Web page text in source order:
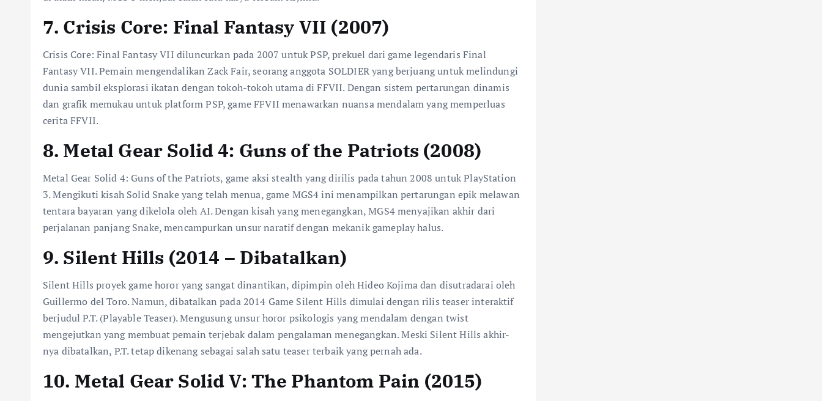
7. Crisis Core: Final Fantasy VII (2007)
Crisis Core: Final Fantasy VII diluncurkan pada 2007 untuk PSP, prekuel dari game legendaris Final
Fantasy VII. Pemain mengendalikan Zack Fair, seorang anggota SOLDIER yang berjuang untuk melindungi
dunia sambil eksplorasi ikatan dengan tokoh-tokoh utama di FFVII. Dengan sistem pertarungan dinamis
dan grafik memukau untuk platform PSP, game FFVII menawarkan nuansa mendalam yang memperluas
cerita FFVII.
8. Metal Gear Solid 4: Guns of the Patriots (2008)
Metal Gear Solid 4: Guns of the Patriots, game aksi stealth yang dirilis pada tahun 2008 untuk PlayStation
3. Mengikuti kisah Solid Snake yang telah menua, game MGS4 ini menampilkan pertarungan epik melawan
tentara bayaran yang dikelola oleh AI. Dengan kisah yang menegangkan, MGS4 menyajikan akhir dari
perjalanan panjang Snake, mencampurkan unsur naratif dengan mekanik gameplay halus.
9. Silent Hills (2014 – Dibatalkan)
Silent Hills proyek game horor yang sangat dinantikan, dipimpin oleh Hideo Kojima dan disutradarai oleh
Guillermo del Toro. Namun, dibatalkan pada 2014 Game Silent Hills dimulai dengan rilis teaser interaktif
berjudul P.T. (Playable Teaser). Mengusung unsur horor psikologis yang mendalam dengan twist
mengejutkan yang membuat pemain terjebak dalam pengalaman menegangkan. Meski Silent Hills akhir-
nya dibatalkan, P.T. tetap dikenang sebagai salah satu teaser terbaik yang pernah ada.
10. Metal Gear Solid V: The Phantom Pain (2015)